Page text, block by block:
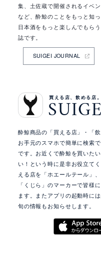
報
集、土佐蔵で開催されるイベ
など、酔鯨のことをもっと知っ
日本酒をもっと楽しんでもら
誌です。
SUIGEI JOURNAL
買える店、飲める店
酔鯨商品の「買える店」・「
お手元のスマホで簡単に検索
です。お近くで酔鯨を買いた
い！という時に是非お役立て
える店を「ホエールテール」
「くじら」のマーカーで皆様
ます。またアプリの起動時に
旬の情報もお知らせします。